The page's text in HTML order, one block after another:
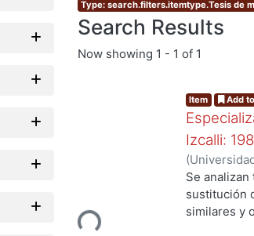
Type: search.filters.itemtype.Tesis de
Search Results
Now showing 1 - 1 of 1
Loading...
Item Add
Izcalli:
(
de
Se
sustitución
similares y